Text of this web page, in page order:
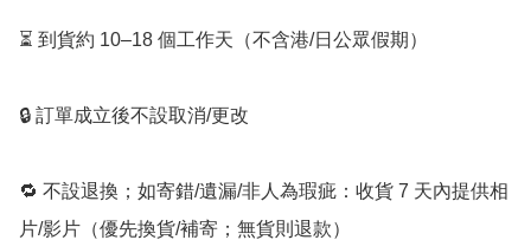
⏳ 到貨約 10–18 個工作天（不含港/日公眾假期）
🔒 訂單成立後不設取消/更改
🔁 不設退換；如寄錯/遺漏/非人為瑕疵：收貨 7 天內提供相
片/影片（優先換貨/補寄；無貨則退款）